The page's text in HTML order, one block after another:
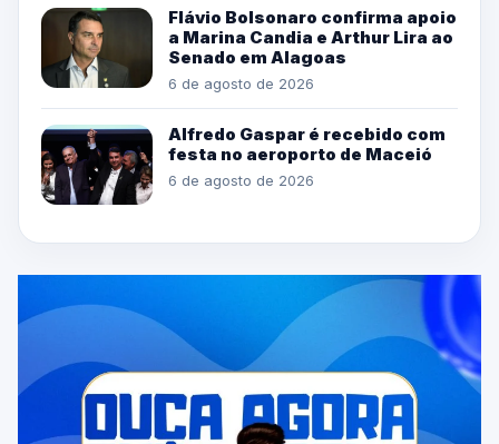
Flávio Bolsonaro confirma apoio
a Marina Candia e Arthur Lira ao
Senado em Alagoas
6 de agosto de 2026
Alfredo Gaspar é recebido com
festa no aeroporto de Maceió
6 de agosto de 2026